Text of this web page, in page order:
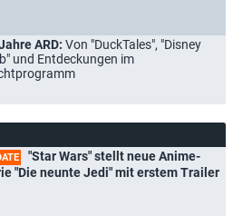
ARD: Von "DuckTales", "Disney
und Entdeckungen im
"Star Wars" stellt neue Anime-
"Die neunte Jedi" mit erstem Trailer